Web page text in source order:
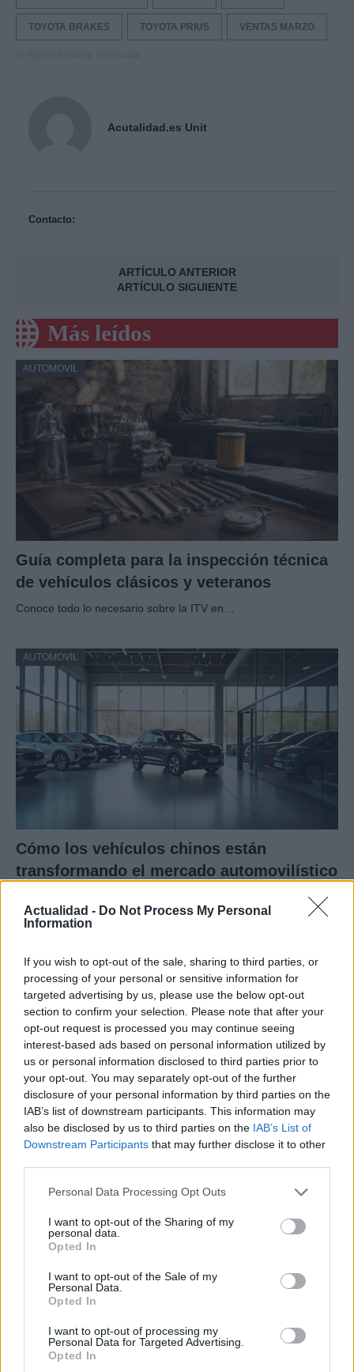
Actualidad - Do Not Process My Personal
Information
If you wish to opt-out of the sale, sharing to third parties, or
processing of your personal or sensitive information for
targeted advertising by us, please use the below opt-out
section to confirm your selection. Please note that after your
opt-out request is processed you may continue seeing
interest-based ads based on personal information utilized by
us or personal information disclosed to third parties prior to
your opt-out. You may separately opt-out of the further
disclosure of your personal information by third parties on the
IAB’s list of downstream participants. This information may
also be disclosed by us to third parties on the IAB’s List of
Downstream Participants that may further disclose it to other
Please note that this website/app uses one or more Google
not limited to your visit or usage behaviour. You may click to
grant or deny consent to Google and its third-party tags to
use your data for below specified purposes in below Google
consent section.
Personal Data Processing Opt Outs
I want to opt-out of the Sharing of my
personal data.
Opted In
I want to opt-out of the Sale of my
Personal Data.
Opted In
I want to opt-out of processing my
Personal Data for Targeted Advertising.
Opted In
TOYOTA BRAKES TOYOTA PRIUS VENTAS MARZO
Acutalidad.es Unit
Contacto:
ARTÍCULO ANTERIOR
ARTÍCULO SIGUIENTE
Más leídos
AUTOMOVIL
Guía completa para la inspección técnica
de vehículos clásicos y veteranos
Conoce todo lo necesario sobre la ITV en…
AUTOMOVIL
Cómo los vehículos chinos están
transformando el mercado automovilístico
Los coches chinos están dominando el mercado español…
AUTOMOVIL